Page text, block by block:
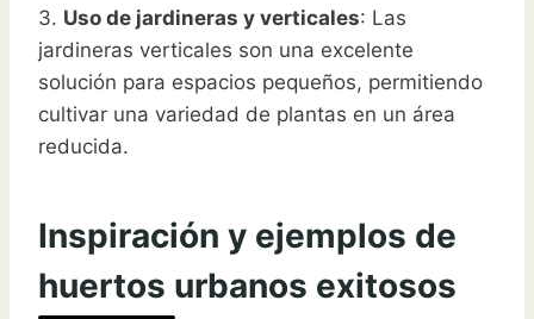
3. Uso de jardineras y verticales: Las
jardineras verticales son una excelente
solución para espacios pequeños, permitiendo
cultivar una variedad de plantas en un área
reducida.
Inspiración y ejemplos de
huertos urbanos exitosos